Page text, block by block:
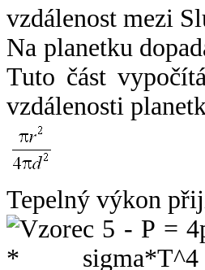
vzdálenost mezi
Na planetku
Tuto část
vzdálenosti
Tepelný výkon